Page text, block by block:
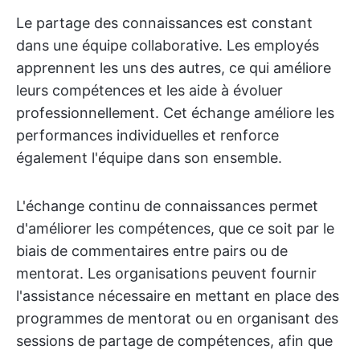
Le partage des connaissances est constant
dans une équipe collaborative. Les employés
apprennent les uns des autres, ce qui améliore
leurs compétences et les aide à évoluer
professionnellement. Cet échange améliore les
performances individuelles et renforce
également l'équipe dans son ensemble.
L'échange continu de connaissances permet
d'améliorer les compétences, que ce soit par le
biais de commentaires entre pairs ou de
mentorat. Les organisations peuvent fournir
l'assistance nécessaire en mettant en place des
programmes de mentorat ou en organisant des
sessions de partage de compétences, afin que